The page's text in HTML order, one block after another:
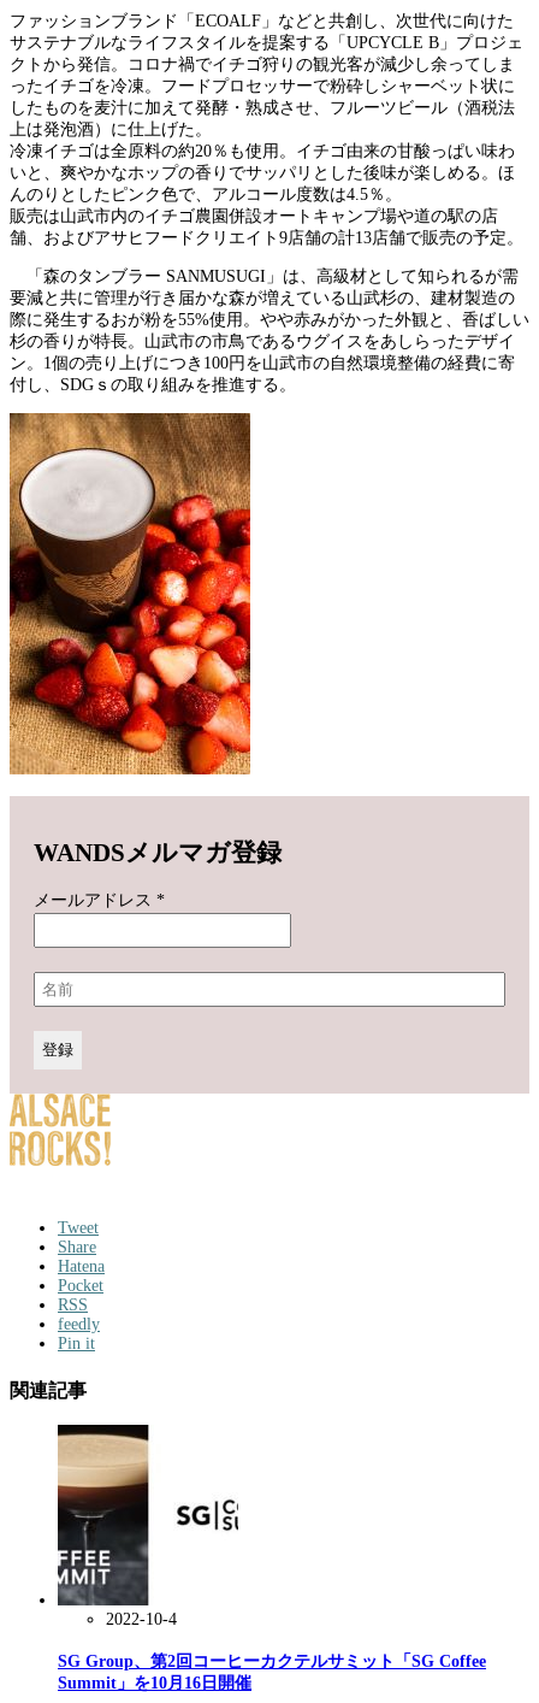
ファッションブランド「ECOALF」などと共創し、次世代に向けた
サステナブルなライフスタイルを提案する「UPCYCLE B」プロジェ
クトから発信。コロナ禍でイチゴ狩りの観光客が減少し余ってしま
ったイチゴを冷凍。フードプロセッサーで粉砕しシャーベット状に
したものを麦汁に加えて発酵・熟成させ、フルーツビール（酒税法
上は発泡酒）に仕上げた。
冷凍イチゴは全原料の約20％も使用。イチゴ由来の甘酸っぱい味わ
いと、爽やかなホップの香りでサッパリとした後味が楽しめる。ほ
んのりとしたピンク色で、アルコール度数は4.5％。
販売は山武市内のイチゴ農園併設オートキャンプ場や道の駅の店
舗、およびアサヒフードクリエイト9店舗の計13店舗で販売の予定。
「森のタンブラー SANMUSUGI」は、高級材として知られるが需
要減と共に管理が行き届かな森が増えている山武杉の、建材製造の
際に発生するおが粉を55%使用。やや赤みがかった外観と、香ばしい
杉の香りが特長。山武市の市鳥であるウグイスをあしらったデザイ
ン。1個の売り上げにつき100円を山武市の自然環境整備の経費に寄
付し、SDGｓの取り組みを推進する。
WANDSメルマガ登録
メールアドレス *
Tweet
Share
Hatena
Pocket
RSS
feedly
Pin it
関連記事
2022-10-4
SG Group、第2回コーヒーカクテルサミット「SG Coffee
Summit」を10月16日開催